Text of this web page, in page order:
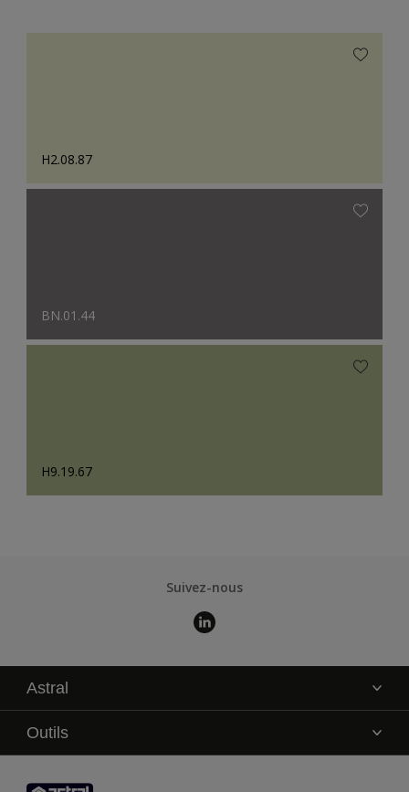
H2.08.87
BN.01.44
H9.19.67
Suivez-nous
Astral
La marque
Service technique
Contact
Outils